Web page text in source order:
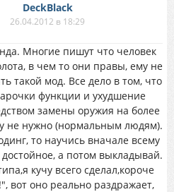
DeckBlack
26.04.2012 в 18:29
Многие пишут что человек
в чем то они правы, ему не
такой мод. Все дело в том, что
функции и ухудшение
замены оружия на более
не нужно (нормальным людям).
то научись вначале всему
а потом выкладывай.
кучу всего сделал,короче
вот оно реально раздражает,